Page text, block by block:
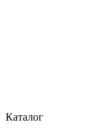
Каталог